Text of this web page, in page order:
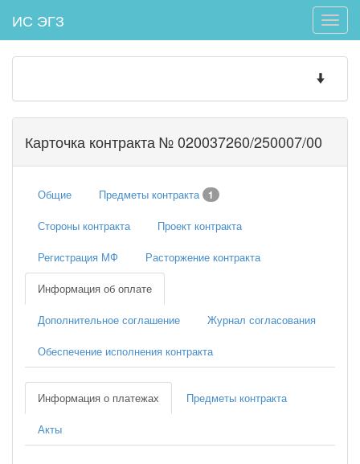
Toggle
ИС ЭГЗ
Toggle
Карточка контракта № 020037260/250007/00
Общие Предметы контракта 1
Стороны контракта Проект контракта
Регистрация МФ Расторжение контракта
Информация об оплате
Дополнительное соглашение Журнал согласования
Обеспечение исполнения контракта
Информация о платежах Предметы контракта
Акты